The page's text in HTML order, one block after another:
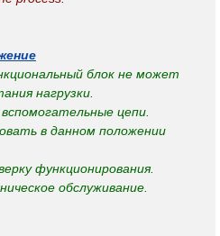
блок не может
нагрузки.
цепи.
в данном положении
функционирования.
обслуживание.